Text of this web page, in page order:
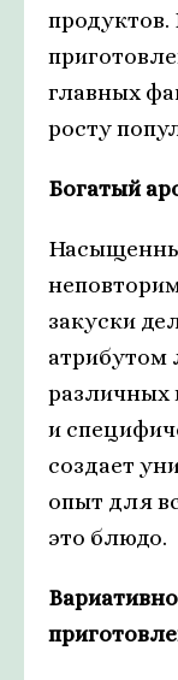
продуктов.
главных
росту
Богатый
закуски
атрибутом
различных
и
создает
опыт для
это блюдо.